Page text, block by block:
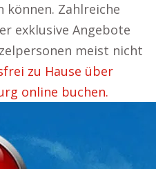
können. Zahlreiche
exklusive Angebote
meist nicht
zu Hause über
online buchen.